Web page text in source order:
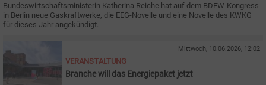
Bundeswirtschaftsministerin Katherina Reiche hat auf dem BDEW-Kongress
in Berlin neue Gaskraftwerke, die EEG-Novelle und eine Novelle des KWKG
für dieses Jahr angekündigt.
Mittwoch, 10.06.2026, 12:02
VERANSTALTUNG
Branche will das Energiepaket jetzt